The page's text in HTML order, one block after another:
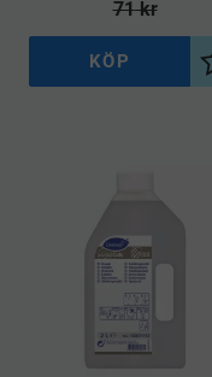
71kr
KÖP